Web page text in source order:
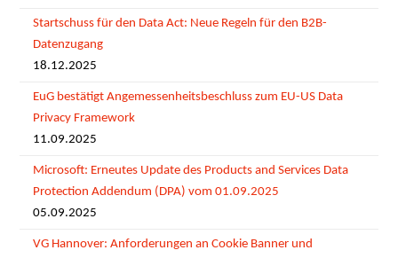
Startschuss für den Data Act: Neue Regeln für den B2B-
Datenzugang
18.12.2025
EuG bestätigt Angemessenheitsbeschluss zum EU-US Data
Privacy Framework
11.09.2025
Microsoft: Erneutes Update des Products and Services Data
Protection Addendum (DPA) vom 01.09.2025
05.09.2025
VG Hannover: Anforderungen an Cookie Banner und